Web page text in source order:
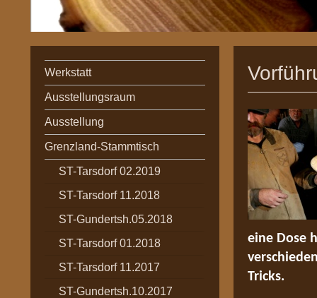
eine Dose
Tricks.
Werkstatt
Ausstellungsraum
Ausstellung
Grenzland-Stammtisch
ST-Tarsdorf 02.2019
ST-Tarsdorf 11.2018
ST-Gundertsh.05.2018
ST-Tarsdorf 01.2018
ST-Tarsdorf 11.2017
ST-Gundertsh.10.2017